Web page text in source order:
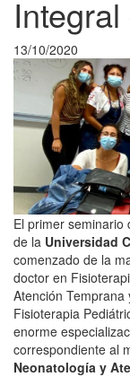
13/10/2020
El primer seminario
de la Universidad
comenzado de la
doctor en
Atención
Fisioterapia
enorme
correspondiente al
Neonatología y